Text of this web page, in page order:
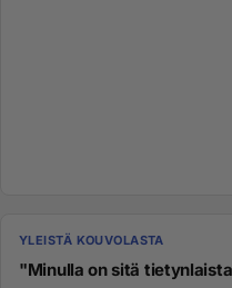
YLEISTÄ KOUVOLASTA
"Minulla on sitä